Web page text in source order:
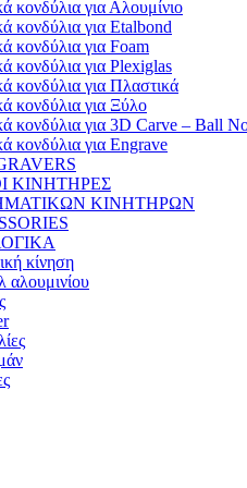
κονδύλια για Αλουμίνιο
κονδύλια για Etalbond
κονδύλια για Foam
κονδύλια για Plexiglas
κονδύλια για Πλαστικά
κονδύλια για Ξύλο
κονδύλια για 3D Carve – Ball
κονδύλια για Engrave
ΚΙΝΗΤΗΡΕΣ
ΚΙΝΗΤΗΡΩΝ
κίνηση
αλουμινίου